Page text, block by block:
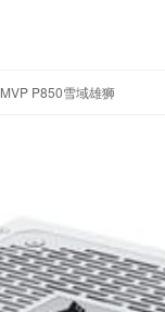
MVP P850雪域雄狮